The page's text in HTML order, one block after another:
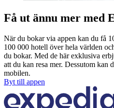
Få ut ännu mer med
När du bokar via appen kan du få
100 000 hotell över hela världen
du bokar. Med de här exklusiva
att du kan resa mer. Dessutom kan
mobilen.
Byt till appen